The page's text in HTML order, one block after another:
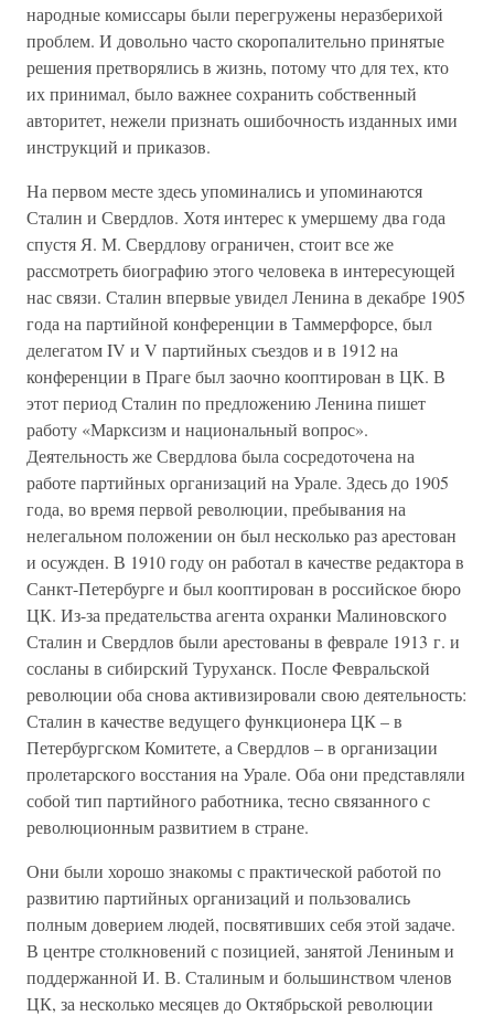
народные комиссары были перегружены неразберихой
проблем. И довольно часто скоропалительно принятые
решения претворялись в жизнь, потому что для тех, кто
их принимал, было важнее сохранить собственный
авторитет, нежели признать ошибочность изданных ими
инструкций и приказов.
На первом месте здесь упоминались и упоминаются
Сталин и Свердлов. Хотя интерес к умершему два года
спустя Я. М. Свердлову ограничен, стоит все же
рассмотреть биографию этого человека в интересующей
нас связи. Сталин впервые увидел Ленина в декабре 1905
года на партийной конференции в Таммерфорсе, был
делегатом IV и V партийных съездов и в 1912 на
конференции в Праге был заочно кооптирован в ЦК. В
этот период Сталин по предложению Ленина пишет
работу «Марксизм и национальный вопрос».
Деятельность же Свердлова была сосредоточена на
работе партийных организаций на Урале. Здесь до 1905
года, во время первой революции, пребывания на
нелегальном положении он был несколько раз арестован
и осужден. В 1910 году он работал в качестве редактора в
Санкт-Петербурге и был кооптирован в российское бюро
ЦК. Из-за предательства агента охранки Малиновского
Сталин и Свердлов были арестованы в феврале 1913 г. и
сосланы в сибирский Туруханск. После Февральской
революции оба снова активизировали свою деятельность:
Сталин в качестве ведущего функционера ЦК – в
Петербургском Комитете, а Свердлов – в организации
пролетарского восстания на Урале. Оба они представляли
собой тип партийного работника, тесно связанного с
революционным развитием в стране.
Они были хорошо знакомы с практической работой по
развитию партийных организаций и пользовались
полным доверием людей, посвятивших себя этой задаче.
В центре столкновений с позицией, занятой Лениным и
поддержанной И. В. Сталиным и большинством членов
ЦК, за несколько месяцев до Октябрьской революции